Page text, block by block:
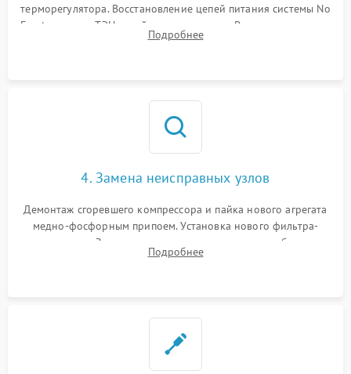
терморегулятора. Восстановление цепей питания системы No
Frost, включая ТЭН оттайки и вентилятор. Ремонт или замена
платы управления при сбоях алгоритмов.
Подробнее
4. Замена неисправных узлов
Демонтаж сгоревшего компрессора и пайка нового агрегата
медно-фосфорным припоем. Установка нового фильтра-
осушителя. Замена изношенных вентиляторов обдува,
сломанных заслонок или поврежденных дверных петель.
Подробнее